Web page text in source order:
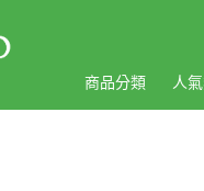
商品分類 人